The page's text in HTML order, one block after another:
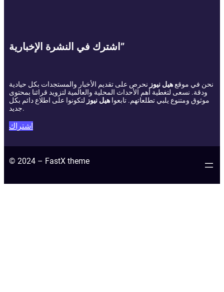
اشترك في النشرة الإخبارية”
نحن في موقعهيل نيوز نحرص على تقديم الأخبار والمستجدات بكل حيادية
ودقة. نسعى لتغطية أهم الأحداث المحلية والعالمية لتزويد قرائنا بمحتوى
موثوق ومتنوع يلبي تطلعاتهم. تابعوا هيل نيوز لتكونوا على اطلاع دائم بكل
جديد.
اشتراك
© 2024 – FastX theme